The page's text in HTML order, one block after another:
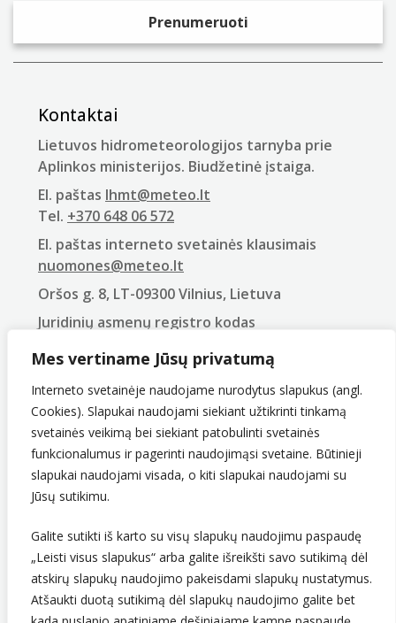
Mes vertiname Jūsų privatumą
Interneto svetainėje naudojame nurodytus slapukus (angl.
Cookies). Slapukai naudojami siekiant užtikrinti tinkamą
svetainės veikimą bei siekiant patobulinti svetainės
funkcionalumus ir pagerinti naudojimąsi svetaine. Būtinieji
slapukai naudojami visada, o kiti slapukai naudojami su
Jūsų sutikimu.
Galite sutikti iš karto su visų slapukų naudojimu paspaudę
„Leisti visus slapukus“ arba galite išreikšti savo sutikimą dėl
atskirų slapukų naudojimo pakeisdami slapukų nustatymus.
Atšaukti duotą sutikimą dėl slapukų naudojimo galite bet
Kontaktai
Lietuvos hidrometeorologijos tarnyba prie
Aplinkos ministerijos. Biudžetinė įstaiga.
El. paštas lhmt@meteo.lt
Tel. +370 648 06 572
El. paštas interneto svetainės klausimais
nuomones@meteo.lt
Oršos g. 8, LT-09300 Vilnius, Lietuva
Juridinių asmenų registro kodas
PVM mokėtojo kodas
LT907432416
Sekite mus